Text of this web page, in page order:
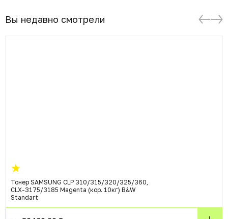
Вы недавно смотрели
Тонер SAMSUNG CLP 310/315/320/325/360,
CLX-3175/3185 Magenta (кор. 10кг) B&W
Standart